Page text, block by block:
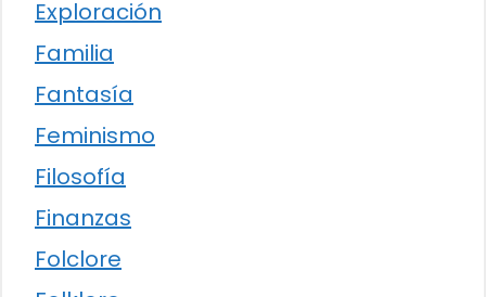
Exploración
Familia
Fantasía
Feminismo
Filosofía
Finanzas
Folclore